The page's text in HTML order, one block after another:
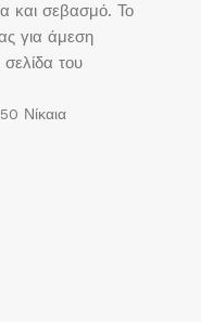
και σεβασμό. Το
για άμεση
του
Νίκαια